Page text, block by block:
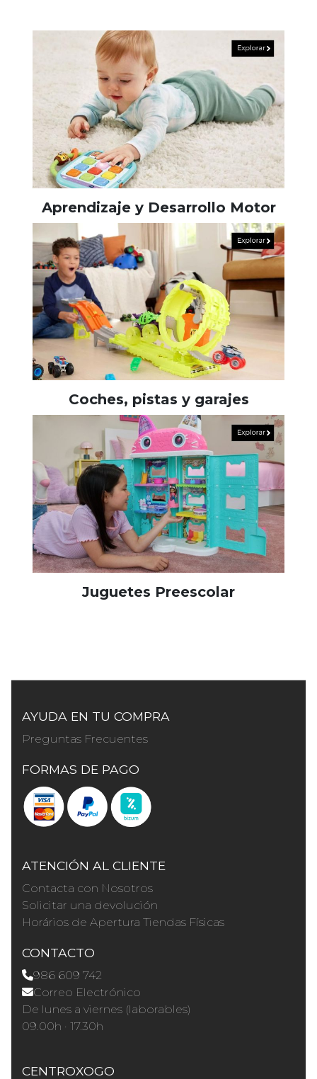
Aprendizaje y Desarrollo Motor
Coches, pistas y garajes
Juguetes Preescolar
AYUDA EN TU COMPRA
Preguntas Frecuentes
FORMAS DE PAGO
ATENCIÓN AL CLIENTE
Contacta con Nosotros
Solicitar una devolución
Horários de Apertura Tiendas Físicas
CONTACTO
986 609 742
Correo Electrónico
De lunes a viernes (laborables)
09.00h · 17.30h
CENTROXOGO